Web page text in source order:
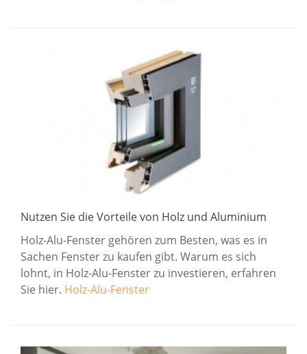
Nutzen Sie die Vorteile von Holz und Aluminium
Holz-Alu-Fenster gehören zum Besten, was es in
Sachen Fenster zu kaufen gibt. Warum es sich
lohnt, in Holz-Alu-Fenster zu investieren, erfahren
Sie hier. Holz-Alu-Fenster